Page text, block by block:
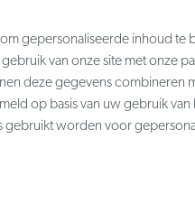
heb je zeker geen
Perfect om
gepersonaliseerde inhoud te
van onze site met onze
deze gegevens combineren
op basis van uw gebruik van
gebruikt worden voor